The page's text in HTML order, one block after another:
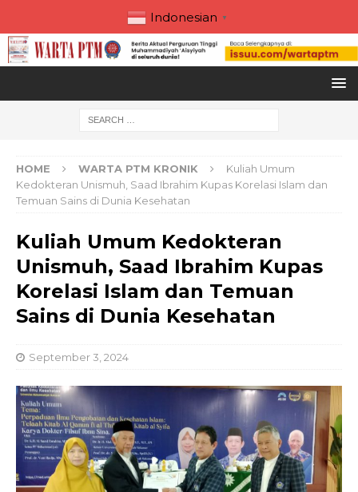
Indonesian ▼
HOME WARTA PTM KRONIK
Kuliah Umum
Kedokteran Unismuh, Saad Ibrahim Kupas Korelasi Islam dan
Temuan Sains di Dunia Kesehatan
Kuliah Umum Kedokteran
Unismuh, Saad Ibrahim Kupas
Korelasi Islam dan Temuan
Sains di Dunia Kesehatan
September 3, 2024